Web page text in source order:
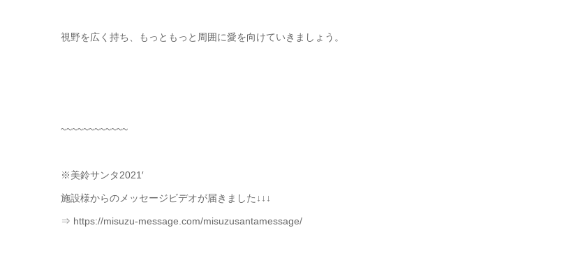
視野を広く持ち、もっともっと周囲に愛を向けていきましょう。
~~~~~~~~~~~~
※美鈴サンタ2021′
施設様からのメッセージビデオが届きました↓↓↓
⇒ https://misuzu-message.com/misuzusantamessage/